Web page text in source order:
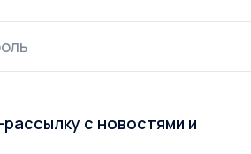
с новостями и